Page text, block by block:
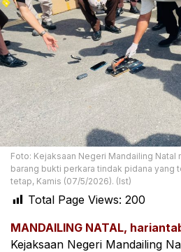
Foto: Kejaksaan Negeri Mandailing Natal
barang bukti perkara tindak pidana yang
tetap, Kamis (07/5/2026). (Ist)
Total Page Views: 200
MANDAILING NATAL,
Kejaksaan Negeri Mandailing